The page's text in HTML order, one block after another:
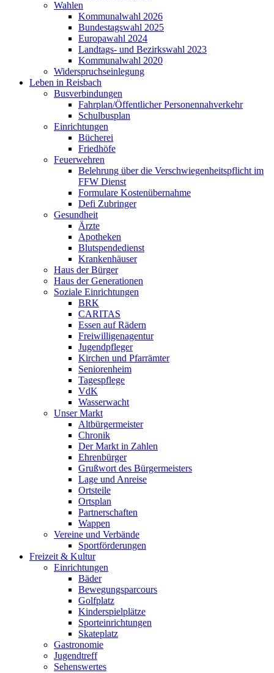
Wahlen
Kommunalwahl 2026
Bundestagswahl 2025
Europawahl 2024
Landtags- und Bezirkswahl 2023
Kommunalwahl 2020
Widerspruchseinlegung
Leben in Reisbach
Busverbindungen
Fahrplan/Öffentlicher Personennahverkehr
Schulbusplan
Einrichtungen
Bücherei
Friedhöfe
Feuerwehren
Belehrung über die Verschwiegenheitspflicht im
FFW Dienst
Formulare Kostenübernahme
Defi Zubringer
Gesundheit
Ärzte
Apotheken
Blutspendedienst
Krankenhäuser
Haus der Bürger
Haus der Generationen
Soziale Einrichtungen
BRK
CARITAS
Essen auf Rädern
Freiwilligenagentur
Jugendpfleger
Kirchen und Pfarrämter
Seniorenheim
Tagespflege
VdK
Wasserwacht
Unser Markt
Altbürgermeister
Chronik
Der Markt in Zahlen
Ehrenbürger
Grußwort des Bürgermeisters
Lage und Anreise
Ortsteile
Ortsplan
Partnerschaften
Wappen
Vereine und Verbände
Sportförderungen
Freizeit & Kultur
Einrichtungen
Bäder
Bewegungsparcours
Golfplatz
Kinderspielplätze
Sporteinrichtungen
Skateplatz
Gastronomie
Jugendtreff
Sehenswertes